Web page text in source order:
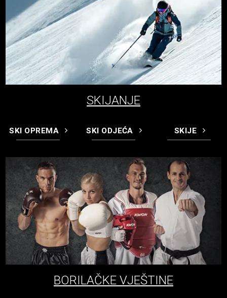
SKIJANJE
SKI OPREMA SKI ODJEĆA SKIJE
BORILAČKE VJEŠTINE